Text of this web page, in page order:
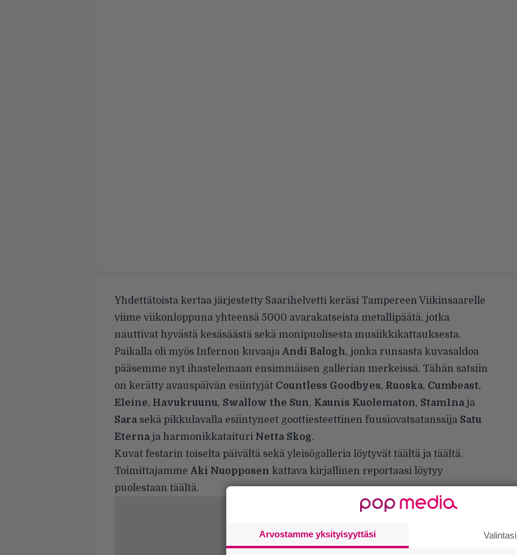
Yhdettätoista kertaa järjestetty Saarihelvetti keräsi Tampereen Viikinsaarelle
viime viikonloppuna yhteensä 5000 avarakatseista metallipäätä, jotka
nauttivat hyvästä kesäsäästä sekä monipuolisesta musiikkikattauksesta.
Paikalla oli myös Infernon kuvaaja Andi Balogh, jonka runsasta kuvasaldoa
pääsemme nyt ihastelemaan ensimmäisen gallerian merkeissä. Tähän satsiin
on kerätty avauspäivän esiintyjät Countless Goodbyes, Ruoska, Cumbeast,
Eleine, Havukruunu, Swallow the Sun, Kaunis Kuolematon, Stam1na ja
Sara sekä pikkulavalla esiintyneet goottiesteettinen fuusiovatsatanssija Satu
Eternaja harmonikkataituri Netta Skog.
Kuvat festarin toiselta päivältä sekä yleisögalleria löytyvät täältä ja täältä.
Toimittajamme Aki Nuopposen kattava kirjallinen reportaasi löytyy
puolestaan täältä.
Arvostamme yksityisyyttäsi Valintasi